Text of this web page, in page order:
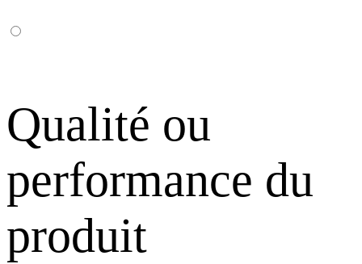
Qualité ou
performance du
produit